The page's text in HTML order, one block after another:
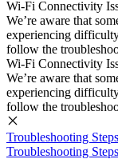
Wi-Fi Connectivity
We’re aware that
experiencing
follow the
Wi-Fi Connectivity
We’re aware that
experiencing
follow the
Troubleshooting Steps
Troubleshooting Steps